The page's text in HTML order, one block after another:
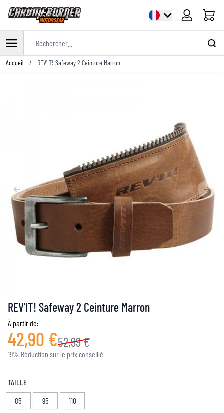
Panier
Allez au contenu
Accueil / REV'IT! Safeway 2 Ceinture Marron
REV'IT! Safeway 2 Ceinture Marron
À partir de:
42,90 €52,99 €
19% Réduction sur le prix conseillé
TAILLE
85
95 110